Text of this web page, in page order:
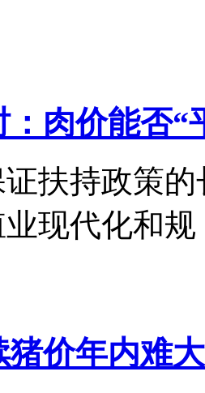
肉价能否“
扶持政策
现代化和规
猪价年内难